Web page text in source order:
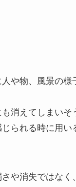
人や物、風景の様
消えてしまいそ
られる時に用い
や消失ではなく、